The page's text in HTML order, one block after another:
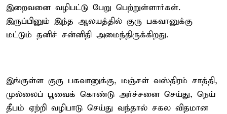
இறைவனை வழிபட்டு பேறு பெற்றுள்ளார்கள்.
இருப்பினும் இந்த ஆலயத்தில் குரு பகவானுக்கு
மட்டும் தனிச் சன்னிதி அமைந்திருக்கிறது.
இங்குள்ள குரு பகவானுக்கு, மஞ்சள் வஸ்திரம் சாத்தி,
முல்லைப் பூவைக் கொண்டு அர்ச்சனை செய்து, நெய்
தீபம் ஏற்றி வழிபாடு செய்து வந்தால் சகல விதமான